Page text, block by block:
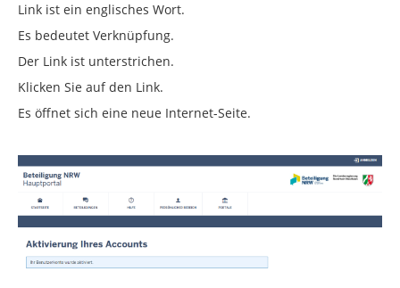
Link ist ein englisches Wort.
Es bedeutet Verknüpfung.
Der Link ist unterstrichen.
Klicken Sie auf den Link.
Es öffnet sich eine neue Internet-Seite.